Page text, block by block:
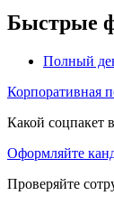
Быстрые
Полный
Корпоративная
Какой соцпакет
Оформляйте
Проверяйте